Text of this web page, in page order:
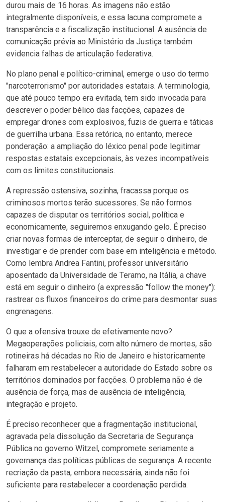
durou mais de 16 horas. As imagens não estão
integralmente disponíveis, e essa lacuna compromete a
transparência e a fiscalização institucional. A ausência de
comunicação prévia ao Ministério da Justiça também
evidencia falhas de articulação federativa.
No plano penal e político-criminal, emerge o uso do termo
"narcoterrorismo" por autoridades estatais. A terminologia,
que até pouco tempo era evitada, tem sido invocada para
descrever o poder bélico das facções, capazes de
empregar drones com explosivos, fuzis de guerra e táticas
de guerrilha urbana. Essa retórica, no entanto, merece
ponderação: a ampliação do léxico penal pode legitimar
respostas estatais excepcionais, às vezes incompatíveis
com os limites constitucionais.
A repressão ostensiva, sozinha, fracassa porque os
criminosos mortos terão sucessores. Se não formos
capazes de disputar os territórios social, política e
economicamente, seguiremos enxugando gelo. É preciso
criar novas formas de interceptar, de seguir o dinheiro, de
investigar e de prender com base em inteligência e método.
Como lembra Andrea Fantini, professor universitário
aposentado da Universidade de Teramo, na Itália, a chave
está em seguir o dinheiro (a expressão "follow the money"):
rastrear os fluxos financeiros do crime para desmontar suas
engrenagens.
O que a ofensiva trouxe de efetivamente novo?
Megaoperações policiais, com alto número de mortes, são
rotineiras há décadas no Rio de Janeiro e historicamente
falharam em restabelecer a autoridade do Estado sobre os
territórios dominados por facções. O problema não é de
ausência de força, mas de ausência de inteligência,
integração e projeto.
É preciso reconhecer que a fragmentação institucional,
agravada pela dissolução da Secretaria de Segurança
Pública no governo Witzel, compromete seriamente a
governança das políticas públicas de segurança. A recente
recriação da pasta, embora necessária, ainda não foi
suficiente para restabelecer a coordenação perdida.